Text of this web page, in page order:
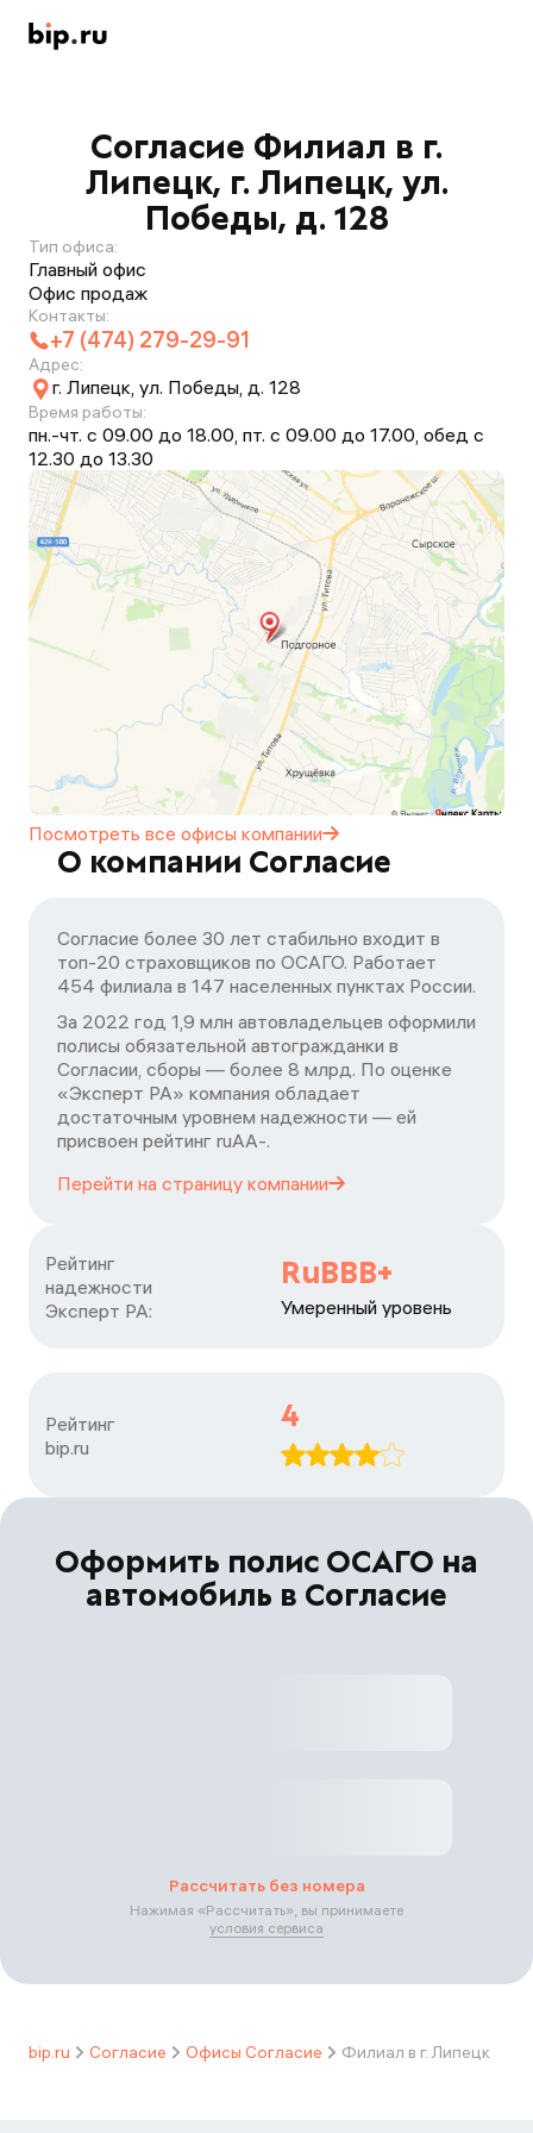
Согласие Филиал в г.
Липецк, г. Липецк, ул.
Победы, д. 128
Тип офиса:
Главный офис
Офис продаж
Контакты:
+7 (474) 279-29-91
Адрес:
г. Липецк, ул. Победы, д. 128
Время работы:
пн.-чт. с 09.00 до 18.00, пт. с 09.00 до 17.00, обед с
12.30 до 13.30
Посмотреть все офисы компании
О компании Согласие
Согласие более 30 лет стабильно входит в
топ-20 страховщиков по ОСАГО. Работает
454 филиала в 147 населенных пунктах России.
За 2022 год 1,9 млн автовладельцев оформили
полисы обязательной автогражданки в
Согласии, сборы — более 8 млрд. По оценке
«Эксперт РА» компания обладает
достаточным уровнем надежности — ей
присвоен рейтинг ruАА-.
Перейти на страницу компании
Рейтинг
надежности
Эксперт РА:
RuBBB+
Умеренный уровень
Рейтинг
bip.ru
4
Оформить полис ОСАГО на
автомобиль в Согласие
Рассчитать без номера
Нажимая «Рассчитать», вы принимаете
условия сервиса
bip.ru Согласие Офисы Согласие Филиал в г. Липецк